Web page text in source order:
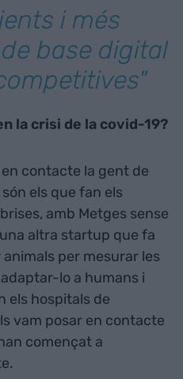
i més
base digital
la crisi de la covid-19?
contacte la gent de
els que fan els
amb Metges sense
altra startup que fa
per mesurar les
lo a humans i
els hospitals de
vam posar en contacte
començat a